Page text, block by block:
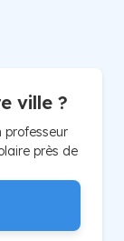
ville ?
professeur
près de